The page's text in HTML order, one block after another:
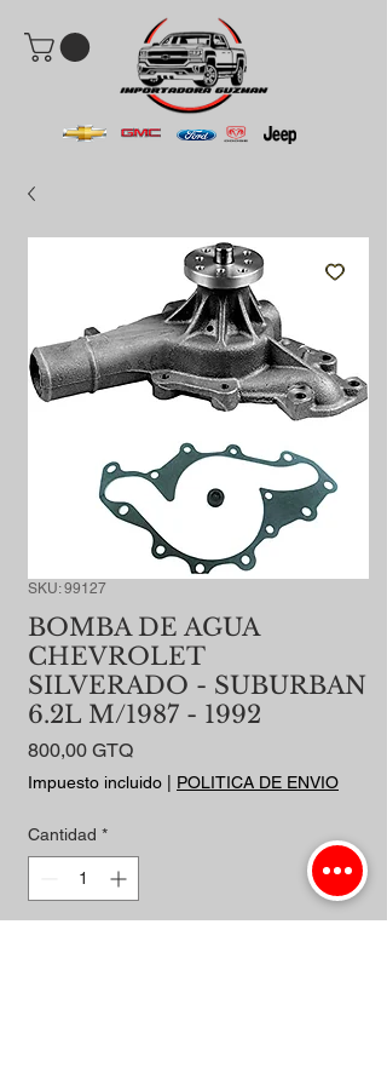
SKU: 99127
BOMBA DE AGUA
CHEVROLET
SILVERADO - SUBURBAN
6.2L M/1987 - 1992
800,00 GTQPrecio
Impuesto incluido POLITICA DE ENVIO
Cantidad *